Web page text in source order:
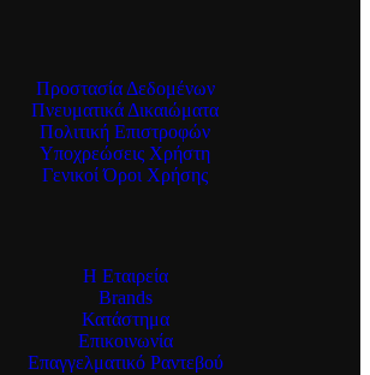
Προστασία Δεδομένων
Πνευματικά Δικαιώματα
Πολιτική Επιστροφών
Υποχρεώσεις Χρήστη
Γενικοί Όροι Χρήσης
Η Εταιρεία
Brands
Κατάστημα
Επικοινωνία
Επαγγελματικό Ραντεβού